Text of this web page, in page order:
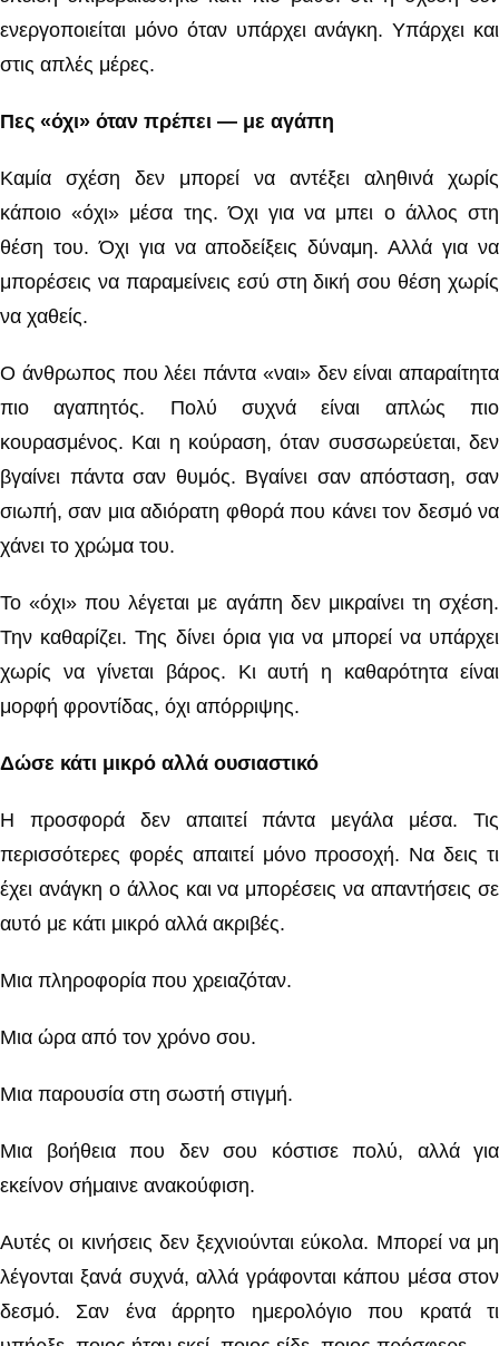
ενεργοποιείται μόνο όταν υπάρχει ανάγκη. Υπάρχει και
στις απλές μέρες.
Πες «όχι» όταν πρέπει — με αγάπη
Καμία σχέση δεν μπορεί να αντέξει αληθινά χωρίς
κάποιο «όχι» μέσα της. Όχι για να μπει ο άλλος στη
θέση του. Όχι για να αποδείξεις δύναμη. Αλλά για να
μπορέσεις να παραμείνεις εσύ στη δική σου θέση χωρίς
να χαθείς.
Ο άνθρωπος που λέει πάντα «ναι» δεν είναι απαραίτητα
πιο αγαπητός. Πολύ συχνά είναι απλώς πιο
κουρασμένος. Και η κούραση, όταν συσσωρεύεται, δεν
βγαίνει πάντα σαν θυμός. Βγαίνει σαν απόσταση, σαν
σιωπή, σαν μια αδιόρατη φθορά που κάνει τον δεσμό να
χάνει το χρώμα του.
Το «όχι» που λέγεται με αγάπη δεν μικραίνει τη σχέση.
Την καθαρίζει. Της δίνει όρια για να μπορεί να υπάρχει
χωρίς να γίνεται βάρος. Κι αυτή η καθαρότητα είναι
μορφή φροντίδας, όχι απόρριψης.
Δώσε κάτι μικρό αλλά ουσιαστικό
Η προσφορά δεν απαιτεί πάντα μεγάλα μέσα. Τις
περισσότερες φορές απαιτεί μόνο προσοχή. Να δεις τι
έχει ανάγκη ο άλλος και να μπορέσεις να απαντήσεις σε
αυτό με κάτι μικρό αλλά ακριβές.
Μια πληροφορία που χρειαζόταν.
Μια ώρα από τον χρόνο σου.
Μια παρουσία στη σωστή στιγμή.
Μια βοήθεια που δεν σου κόστισε πολύ, αλλά για
εκείνον σήμαινε ανακούφιση.
Αυτές οι κινήσεις δεν ξεχνιούνται εύκολα. Μπορεί να μη
λέγονται ξανά συχνά, αλλά γράφονται κάπου μέσα στον
δεσμό. Σαν ένα άρρητο ημερολόγιο που κρατά τι